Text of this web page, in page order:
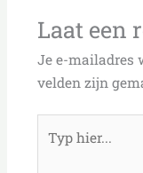
Laat een
Je e-mailadres
velden zijn
hier...